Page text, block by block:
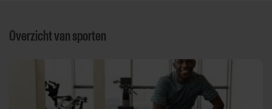
Overzicht van sporten